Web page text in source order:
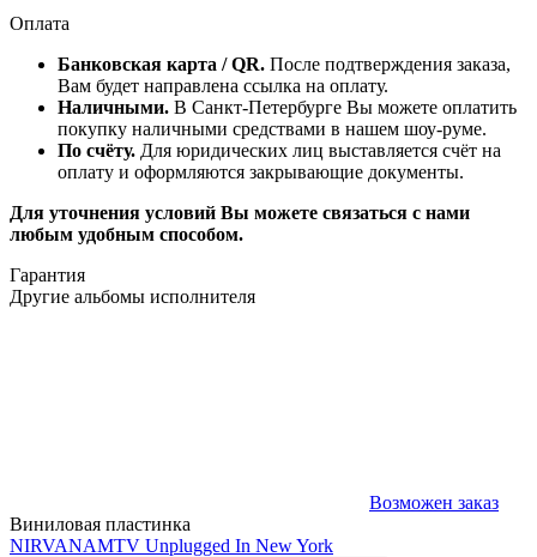
Оплата
Банковская карта / QR. После подтверждения заказа,
Вам будет направлена ссылка на оплату.
Наличными. В Санкт-Петербурге Вы можете оплатить
покупку наличными средствами в нашем шоу-руме.
По счёту. Для юридических лиц выставляется счёт на
оплату и оформляются закрывающие документы.
Для уточнения условий Вы можете связаться с нами
любым удобным способом.
Гарантия
Другие альбомы исполнителя
Возможен заказ
Виниловая пластинка
NIRVANAMTV Unplugged In New York